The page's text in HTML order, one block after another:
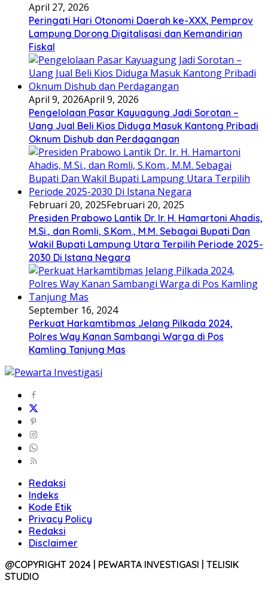
April 27, 2026
Peringati Hari Otonomi Daerah ke-XXX, Pemprov
Lampung Dorong Digitalisasi dan Kemandirian
Fiskal
April 9, 2026April 9, 2026
Pengelolaan Pasar Kayuagung Jadi Sorotan –
Uang Jual Beli Kios Diduga Masuk Kantong Pribadi
Oknum Dishub dan Perdagangan
Februari 20, 2025Februari 20, 2025
Presiden Prabowo Lantik Dr. Ir. H. Hamartoni Ahadis,
M.Si., dan Romli, S.Kom., M.M. Sebagai Bupati Dan
Wakil Bupati Lampung Utara Terpilih Periode 2025-
2030 Di Istana Negara
September 16, 2024
Perkuat Harkamtibmas Jelang Pilkada 2024,
Polres Way Kanan Sambangi Warga di Pos
Kamling Tanjung Mas
Redaksi
Indeks
Kode Etik
Privacy Policy
Redaksi
Disclaimer
@COPYRIGHT 2024 | PEWARTA INVESTIGASI | TELISIK
STUDIO